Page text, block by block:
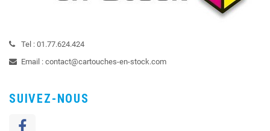
Tel : 01.77.624.424
Email : contact@cartouches-en-stock.com
SUIVEZ-NOUS